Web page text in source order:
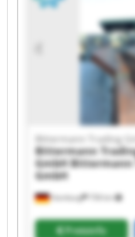
GmbH Bittermann
Trading GmbH
Bittermann Trading
GmbH Bittermann
Trading GmbH
Hamburg 758 km
Bittermann Trading
Bittermann
GmbHBittermann
GmbH
Preisinfo